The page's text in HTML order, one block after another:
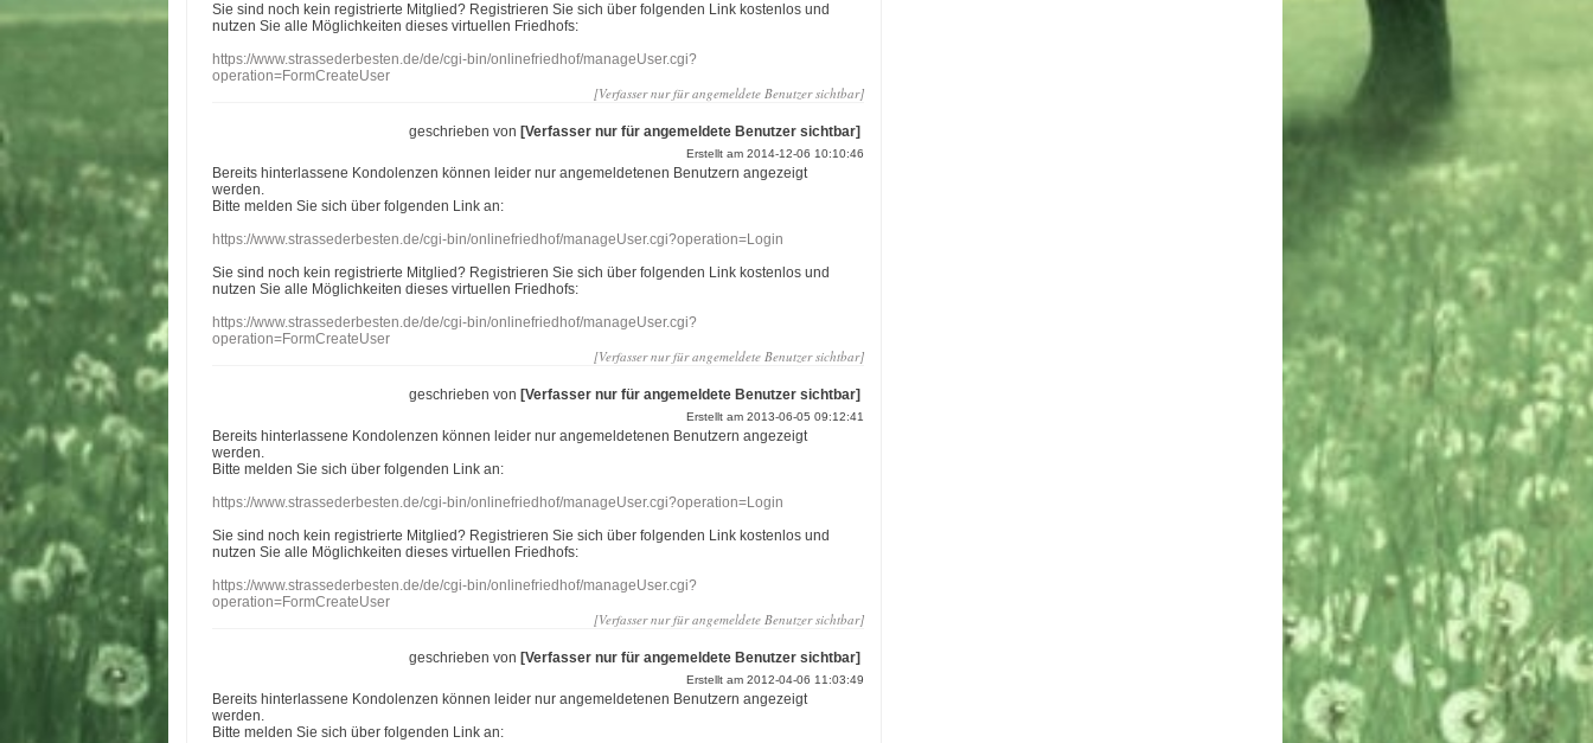
Sie sind noch kein registrierte Mitglied? Registrieren Sie sich über folgenden Link kostenlos und
nutzen Sie alle Möglichkeiten dieses virtuellen Friedhofs:
https://www.strassederbesten.de/de/cgi-bin/onlinefriedhof/manageUser.cgi?
operation=FormCreateUser
[Verfasser nur für angemeldete Benutzer sichtbar]
geschrieben von [Verfasser nur für angemeldete Benutzer sichtbar]
Erstellt am 2014-12-06 10:10:46
Bereits hinterlassene Kondolenzen können leider nur angemeldetenen Benutzern angezeigt
werden.
Bitte melden Sie sich über folgenden Link an:
https://www.strassederbesten.de/cgi-bin/onlinefriedhof/manageUser.cgi?operation=Login
Sie sind noch kein registrierte Mitglied? Registrieren Sie sich über folgenden Link kostenlos und
nutzen Sie alle Möglichkeiten dieses virtuellen Friedhofs:
https://www.strassederbesten.de/de/cgi-bin/onlinefriedhof/manageUser.cgi?
operation=FormCreateUser
[Verfasser nur für angemeldete Benutzer sichtbar]
geschrieben von [Verfasser nur für angemeldete Benutzer sichtbar]
Erstellt am 2013-06-05 09:12:41
Bereits hinterlassene Kondolenzen können leider nur angemeldetenen Benutzern angezeigt
werden.
Bitte melden Sie sich über folgenden Link an:
https://www.strassederbesten.de/cgi-bin/onlinefriedhof/manageUser.cgi?operation=Login
Sie sind noch kein registrierte Mitglied? Registrieren Sie sich über folgenden Link kostenlos und
nutzen Sie alle Möglichkeiten dieses virtuellen Friedhofs:
https://www.strassederbesten.de/de/cgi-bin/onlinefriedhof/manageUser.cgi?
operation=FormCreateUser
[Verfasser nur für angemeldete Benutzer sichtbar]
geschrieben von [Verfasser nur für angemeldete Benutzer sichtbar]
Erstellt am 2012-04-06 11:03:49
Bereits hinterlassene Kondolenzen können leider nur angemeldetenen Benutzern angezeigt
werden.
Bitte melden Sie sich über folgenden Link an: